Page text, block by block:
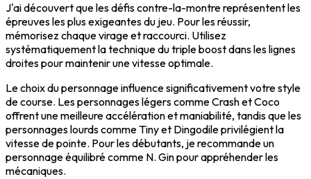
J'ai découvert que les défis contre-la-montre représentent les
épreuves les plus exigeantes du jeu. Pour les réussir,
mémorisez chaque virage et raccourci. Utilisez
systématiquement la technique du triple boost dans les lignes
droites pour maintenir une vitesse optimale.
Le choix du personnage influence significativement votre style
de course. Les personnages légers comme Crash et Coco
offrent une meilleure accélération et maniabilité, tandis que les
personnages lourds comme Tiny et Dingodile privilégient la
vitesse de pointe. Pour les débutants, je recommande un
personnage équilibré comme N. Gin pour appréhender les
mécaniques.